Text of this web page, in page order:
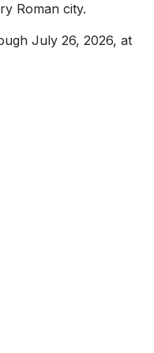
Roman city.
July 26, 2026, at